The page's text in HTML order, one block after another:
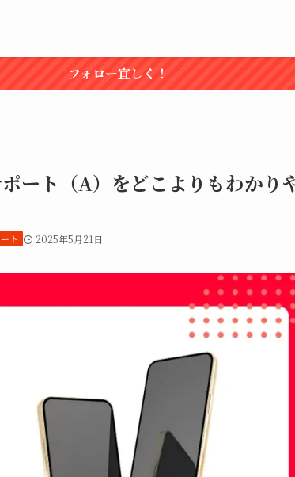
フォロー宜しく！
ート（A）をどこよりもわかり
ト 2025年5月21日